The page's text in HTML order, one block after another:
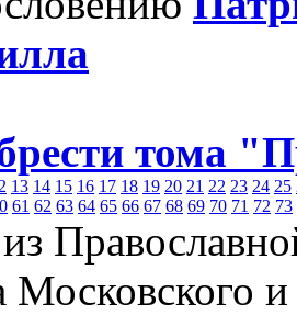
тома
13 14 15 16 17 18 19 20 21 22 23 24 25
61 62 63 64 65 66 67 68 69 70 71 72 73
Московского